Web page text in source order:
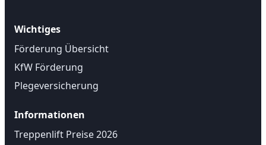
Wichtiges
Förderung Übersicht
KfW Förderung
Plegeversicherung
Informationen
Treppenlift Preise 2026